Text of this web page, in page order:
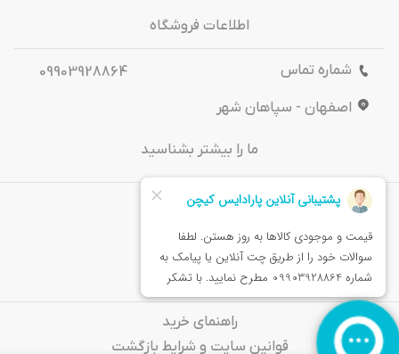
اطلاعات فروشگاه
شماره تماس
09903928864
اصفهان - سپاهان شهر
ما را بیشتر بشناسید
درباره‌ ما
تماس باما
خدمات مشتریان
راهنمای خرید
قوانین سایت و شرایط بازگشت